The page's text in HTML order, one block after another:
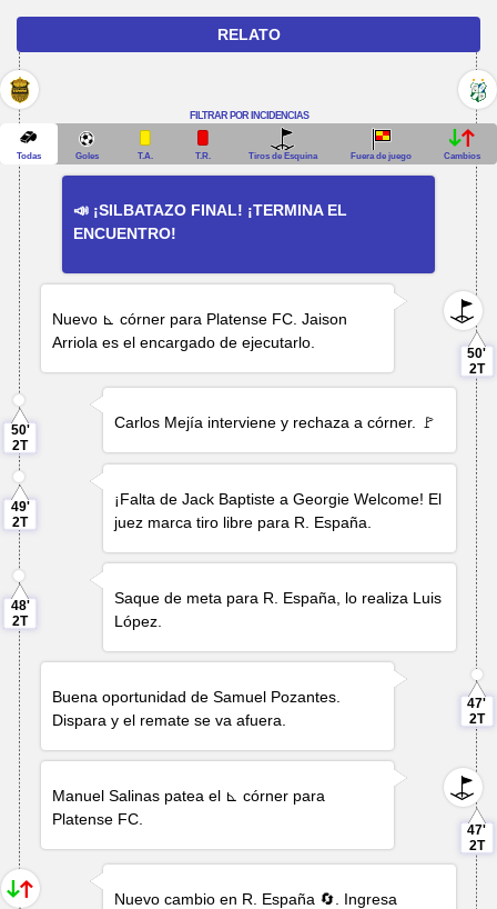
RELATO
FILTRAR POR INCIDENCIAS
Todas Goles T.A. T.R. Tiros de Esquina Fuera de juego Cambios
📣 ¡SILBATAZO FINAL! ¡TERMINA EL
ENCUENTRO!
Nuevo ⊾ córner para Platense FC.Jaison
Arriola es el encargado de ejecutarlo.
50'
2T
50'
2T
Carlos Mejía interviene y rechaza a córner. 🚩
49'
2T
¡Falta deJack Baptiste aGeorgie Welcome! El
juez marca tiro libre para R. España.
48'
2T
Saque de meta para R. España, lo realiza Luis
López
Buena oportunidad deSamuel Pozantes
Dispara y el remate se va afuera.
47'
2T
Manuel Salinas patea el ⊾ córner para
Platense FC.
47'
2T
Nuevo cambio en R. España 🔄. Ingresa